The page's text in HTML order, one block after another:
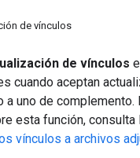
de vínculos
de vínculos
cuando aceptan
a uno de complemento.
esta función, consulta
vínculos a archivos